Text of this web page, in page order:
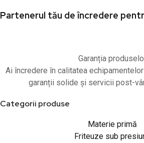
Partenerul tău de încredere
Garanția
Ai încredere în calitatea
garanții solide și servicii post-
Categorii produse
Materie primă
Friteuze sub